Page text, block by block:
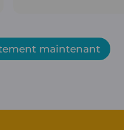
rapide et dynamique.
Bref Tolteck c'est impek!
maintenant